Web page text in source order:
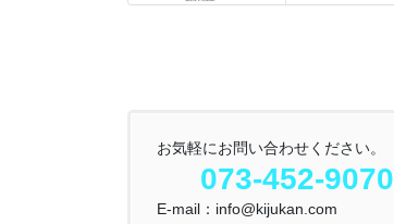
お気軽にお問い合わせください。
073-452-9070
E-mail：info@kijukan.com